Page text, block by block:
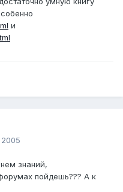
и
знаний,
пойдешь??? А к